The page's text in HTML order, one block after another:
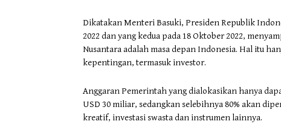
Dikatakan Menteri Basuki, Presiden Republik
2022 dan yang kedua pada 18 Oktober 2022,
Nusantara adalah masa depan Indonesia. Hal itu
kepentingan, termasuk investor.
Anggaran Pemerintah yang dialokasikan hanya
USD 30 miliar, sedangkan selebihnya 80% akan
kreatif, investasi swasta dan instrumen lainnya.